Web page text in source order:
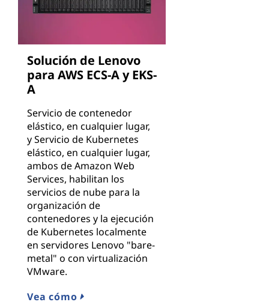
Solución de Lenovo
para AWS ECS-A y EKS-
A
Servicio de contenedor
elástico, en cualquier lugar,
y Servicio de Kubernetes
elástico, en cualquier lugar,
ambos de Amazon Web
Services, habilitan los
servicios de nube para la
organización de
contenedores y la ejecución
de Kubernetes localmente
en servidores Lenovo "bare-
metal" o con virtualización
VMware.
Vea cómo